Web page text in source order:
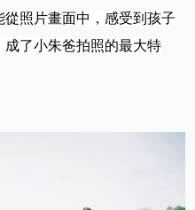
照片畫面中，感受到孩子
了小朱爸拍照的最大特